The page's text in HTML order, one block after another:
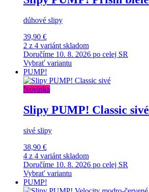
dúhové slipy
39,90 €
2 z 4 variánt skladom
Doručíme 10. 8. 2026 po celej SR
Vybrať variantu
PUMP!
Novinka
Slipy PUMP! Classic sivé
sivé slipy
38,90 €
4 z 4 variánt skladom
Doručíme 10. 8. 2026 po celej SR
Vybrať variantu
PUMP!